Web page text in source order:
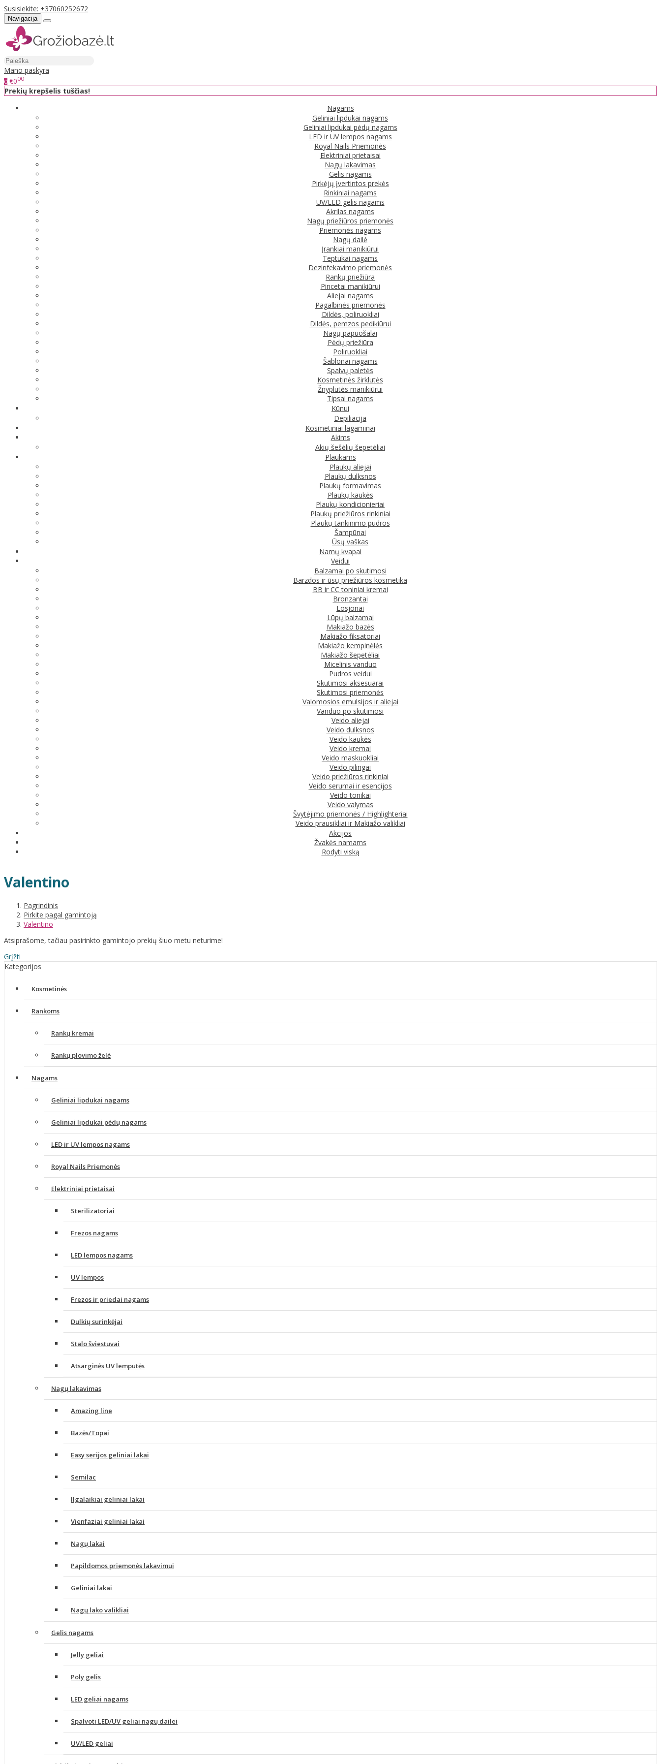
Susisiekite: +37060252672
Navigacija
Mano paskyra
0 €000
Prekių krepšelis tuščias!
Nagams
Geliniai lipdukai nagams
Geliniai lipdukai pėdų nagams
LED ir UV lempos nagams
Royal Nails Priemonės
Elektriniai prietaisai
Nagų lakavimas
Gelis nagams
Pirkėjų įvertintos prekės
Rinkiniai nagams
UV/LED gelis nagams
Akrilas nagams
Nagų priežiūros priemonės
Priemonės nagams
Nagų dailė
Įrankiai manikiūrui
Teptukai nagams
Dezinfekavimo priemonės
Rankų priežiūra
Pincetai manikiūrui
Aliejai nagams
Pagalbinės priemonės
Dildės, poliruokliai
Dildės, pemzos pedikiūrui
Nagų papuošalai
Pėdų priežiūra
Poliruokliai
Šablonai nagams
Spalvų paletės
Kosmetinės žirklutės
Žnyplutės manikiūrui
Tipsai nagams
Kūnui
Depiliacija
Kosmetiniai lagaminai
Akims
Akių šešėlių šepetėliai
Plaukams
Plaukų aliejai
Plaukų dulksnos
Plaukų formavimas
Plaukų kaukės
Plaukų kondicionieriai
Plaukų priežiūros rinkiniai
Plaukų tankinimo pudros
Šampūnai
Ūsų vaškas
Namų kvapai
Veidui
Balzamai po skutimosi
Barzdos ir ūsų priežiūros kosmetika
BB ir CC toniniai kremai
Bronzantai
Losjonai
Lūpų balzamai
Makiažo bazės
Makiažo fiksatoriai
Makiažo kempinėlės
Makiažo šepetėliai
Micelinis vanduo
Pudros veidui
Skutimosi aksesuarai
Skutimosi priemonės
Valomosios emulsijos ir aliejai
Vanduo po skutimosi
Veido aliejai
Veido dulksnos
Veido kaukės
Veido kremai
Veido maskuokliai
Veido pilingai
Veido priežiūros rinkiniai
Veido serumai ir esencijos
Veido tonikai
Veido valymas
Švytėjimo priemonės / Highlighteriai
Veido prausikliai ir Makiažo valikliai
Akcijos
Žvakės namams
Rodyti viską
Valentino
Pagrindinis
Pirkite pagal gamintoją
Valentino
Atsiprašome, tačiau pasirinkto gamintojo prekių šiuo metu neturime!
Grįžti
Kategorijos
Kosmetinės
Rankoms
Rankų kremai
Rankų plovimo želė
Nagams
Geliniai lipdukai nagams
Geliniai lipdukai pėdų nagams
LED ir UV lempos nagams
Royal Nails Priemonės
Elektriniai prietaisai
Sterilizatoriai
Frezos nagams
LED lempos nagams
UV lempos
Frezos ir priedai nagams
Dulkių surinkėjai
Stalo šviestuvai
Atsarginės UV lemputės
Nagų lakavimas
Amazing line
Bazės/Topai
Easy serijos geliniai lakai
Semilac
Ilgalaikiai geliniai lakai
Vienfaziai geliniai lakai
Nagų lakai
Papildomos priemonės lakavimui
Geliniai lakai
Nagų lako valikliai
Gelis nagams
Jelly geliai
Poly gelis
LED geliai nagams
Spalvoti LED/UV geliai nagų dailei
UV/LED geliai